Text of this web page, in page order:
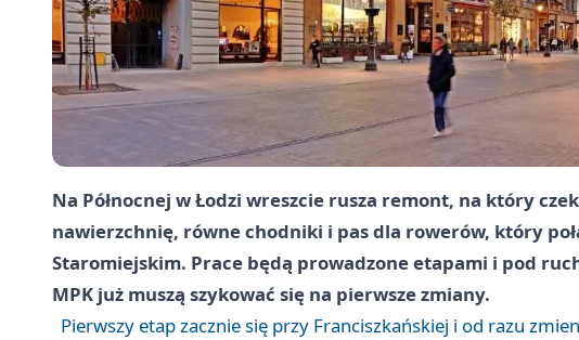
Na Północnej w Łodzi wreszcie rusza remont, na który
nawierzchnię, równe chodniki i pas dla rowerów, który
Staromiejskim. Prace będą prowadzone etapami i pod
MPK już muszą szykować się na pierwsze zmiany.
Pierwszy etap zacznie się przy Franciszkańskiej i od razu